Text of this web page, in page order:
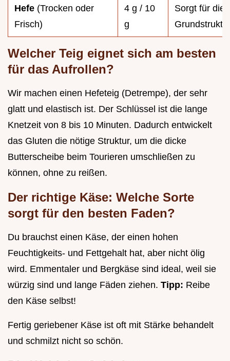
Hefe (Trocken oder
Frisch)
4 g / 10
g
Sorgt für die
Welcher Teig eignet sich am besten
für das Aufrollen?
Wir machen einen Hefeteig (Detrempe), der sehr
glatt und elastisch ist. Der Schlüssel ist die lange
Knetzeit von 8 bis 10 Minuten. Dadurch entwickelt
das Gluten die nötige Struktur, um die dicke
Butterscheibe beim Tourieren umschließen zu
können, ohne zu reißen.
Der richtige Käse: Welche Sorte
sorgt für den besten Faden?
Du brauchst einen Käse, der einen hohen
Feuchtigkeits- und Fettgehalt hat, aber nicht ölig
wird. Emmentaler und Bergkäse sind ideal, weil sie
würzig sind und lange Fäden ziehen. Tipp: Reibe
den Käse selbst!
Fertig geriebener Käse ist oft mit Stärke behandelt
und schmilzt nicht so schön.